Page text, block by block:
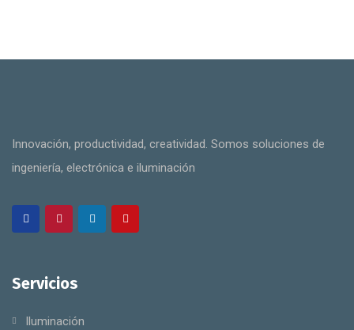
Innovación, productividad, creatividad. Somos soluciones de
ingeniería, electrónica e iluminación
Servicios
Iluminación